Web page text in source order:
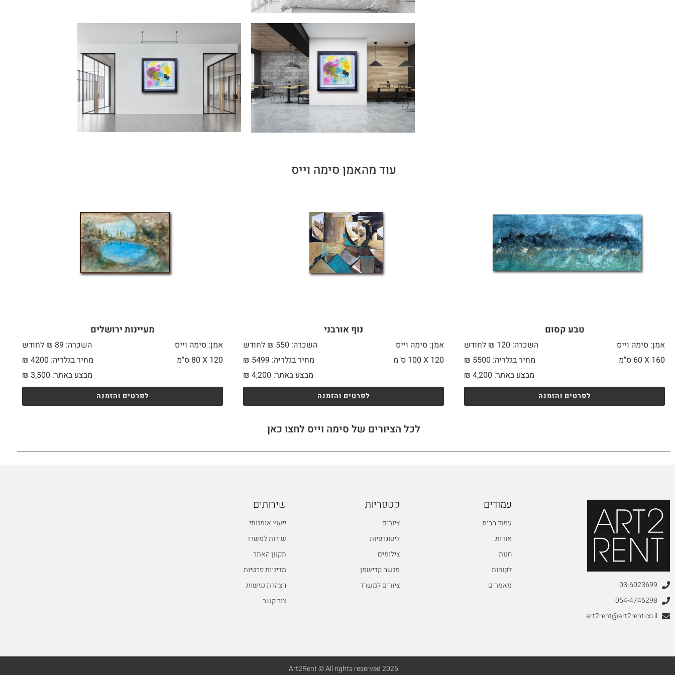
עוד מהאמן סימה וייס
טבע קסום
אמן: סימה וייס
השכרה: 120 ₪ לחודש
160 X
מחיר בגלריה: 5500 ₪
מבצע באתר:
₪ 4,200
לפרטים והזמנה
נוף אורבני
אמן: סימה וייס
השכרה: 550 ₪ לחודש
120 X
מחיר בגלריה: 5499 ₪
מבצע באתר:
₪ 4,200
לפרטים והזמנה
מעיינות ירושלים
אמן: סימה וייס
השכרה: 89 ₪ לחודש
120 X
מחיר בגלריה: 4200 ₪
מבצע באתר:
₪ 3,500
לפרטים והזמנה
לכל הציורים של סימה וייס לחצו כאן
03-6023699
054-4746298
art2rent@art2rent.co.il
עמודים
עמוד הבית
אודות
חנות
לקוחות
מאמרים
קטגוריות
ציורים
ליטוגרפיות
צילומים
מנשה קדישמן
ציורים למשרד
שירותים
ייעוץ אומנותי
שירות למשרד
תקנון האתר
מדיניות פרטיות
הצהרת נגישות
צור קשר
2026 Art2Rent © All rights reserved